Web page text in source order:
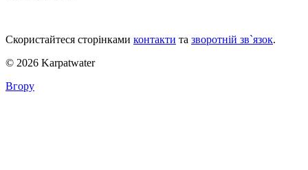
Скористайтеся сторінками контакти та зворотній зв`язок.
© 2026 Karpatwater
Вгору